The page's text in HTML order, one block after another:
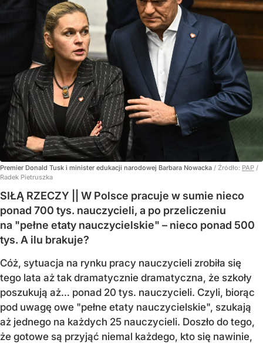
Premier Donald Tusk i minister edukacji narodowej Barbara Nowacka / Źródło: PAP /
Radek Pietruszka
SIŁĄ RZECZY || W Polsce pracuje w sumie nieco
ponad 700 tys. nauczycieli, a po przeliczeniu
na "pełne etaty nauczycielskie" – nieco ponad 500
tys. A ilu brakuje?
Cóż, sytuacja na rynku pracy nauczycieli zrobiła się
tego lata aż tak dramatycznie dramatyczna, że szkoły
poszukują aż… ponad 20 tys. nauczycieli. Czyli, biorąc
pod uwagę owe "pełne etaty nauczycielskie", szukają
aż jednego na każdych 25 nauczycieli. Doszło do tego,
że gotowe są przyjąć niemal każdego, kto się nawinie,